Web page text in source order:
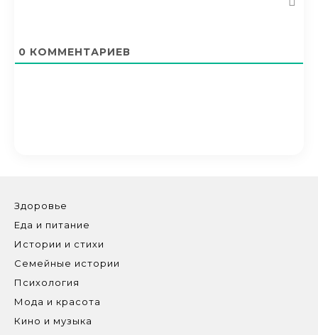
0 КОММЕНТАРИЕВ
Здоровье
Еда и питание
Истории и стихи
Семейные истории
Психология
Мода и красота
Кино и музыка